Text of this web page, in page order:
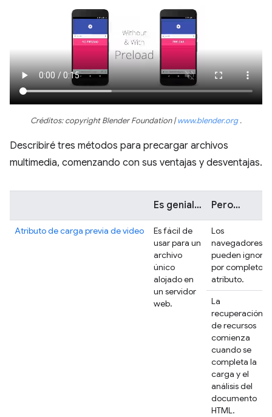
Créditos: copyright Blender Foundation |www.blender.org.
Describiré tres métodos para precargar archivos
multimedia, comenzando con sus ventajas y desventajas.
Es genial… Pero…
Atributo de carga previa de video
Es fácil de
usar para un
archivo
único
alojado en
un servidor
web.
Los
navegadores
pueden ignorar
por completo el
atributo.
La
recuperación
de recursos
comienza
cuando se
completa la
carga y el
análisis del
documento
HTML.